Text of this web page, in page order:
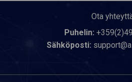
Ota
Puhelin:
Sähköposti: